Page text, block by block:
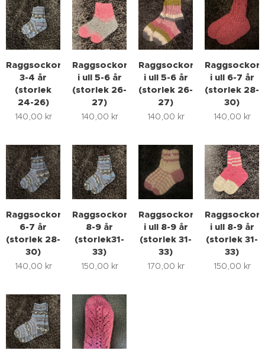
Raggsockor
3-4 år
(storlek
24-26)
140,00 kr
Raggsockor
i ull 5-6 år
(storlek 26-
27)
140,00 kr
Raggsockor
i ull 5-6 år
(storlek 26-
27)
140,00 kr
Raggsockor
i ull 6-7 år
(storlek 28-
30)
140,00 kr
Raggsockor
6-7 år
(storlek 28-
30)
140,00 kr
Raggsockor
8-9 år
(storlek31-
33)
150,00 kr
Raggsockor
i ull 8-9 år
(storlek 31-
33)
170,00 kr
Raggsockor
i ull 8-9 år
(storlek 31-
33)
150,00 kr